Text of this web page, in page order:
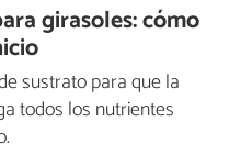
girasoles: cómo
sustrato para que la
todos los nutrientes